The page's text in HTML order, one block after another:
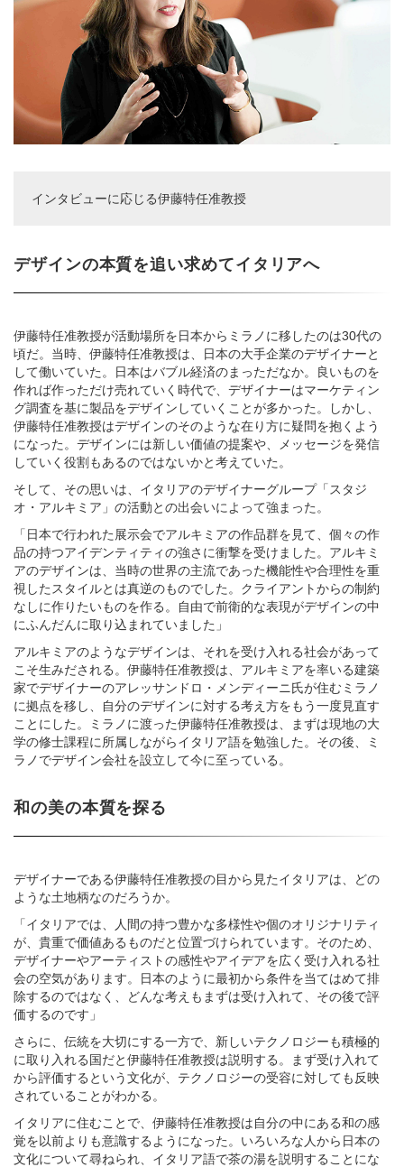
インタビューに応じる伊藤特任准教授
デザインの本質を追い求めてイタリアへ
伊藤特任准教授が活動場所を日本からミラノに移したのは30代の
頃だ。当時、伊藤特任准教授は、日本の大手企業のデザイナーと
して働いていた。日本はバブル経済のまっただなか。良いものを
作れば作っただけ売れていく時代で、デザイナーはマーケティン
グ調査を基に製品をデザインしていくことが多かった。しかし、
伊藤特任准教授はデザインのそのような在り方に疑問を抱くよう
になった。デザインには新しい価値の提案や、メッセージを発信
していく役割もあるのではないかと考えていた。
そして、その思いは、イタリアのデザイナーグループ「スタジ
オ・アルキミア」の活動との出会いによって強まった。
「日本で行われた展示会でアルキミアの作品群を見て、個々の作
品の持つアイデンティティの強さに衝撃を受けました。アルキミ
アのデザインは、当時の世界の主流であった機能性や合理性を重
視したスタイルとは真逆のものでした。クライアントからの制約
なしに作りたいものを作る。自由で前衛的な表現がデザインの中
にふんだんに取り込まれていました」
アルキミアのようなデザインは、それを受け入れる社会があって
こそ生みだされる。伊藤特任准教授は、アルキミアを率いる建築
家でデザイナーのアレッサンドロ・メンディーニ氏が住むミラノ
に拠点を移し、自分のデザインに対する考え方をもう一度見直す
ことにした。ミラノに渡った伊藤特任准教授は、まずは現地の大
学の修士課程に所属しながらイタリア語を勉強した。その後、ミ
ラノでデザイン会社を設立して今に至っている。
和の美の本質を探る
デザイナーである伊藤特任准教授の目から見たイタリアは、どの
ような土地柄なのだろうか。
「イタリアでは、人間の持つ豊かな多様性や個のオリジナリティ
が、貴重で価値あるものだと位置づけられています。そのため、
デザイナーやアーティストの感性やアイデアを広く受け入れる社
会の空気があります。日本のように最初から条件を当てはめて排
除するのではなく、どんな考えもまずは受け入れて、その後で評
価するのです」
さらに、伝統を大切にする一方で、新しいテクノロジーも積極的
に取り入れる国だと伊藤特任准教授は説明する。まず受け入れて
から評価するという文化が、テクノロジーの受容に対しても反映
されていることがわかる。
イタリアに住むことで、伊藤特任准教授は自分の中にある和の感
覚を以前よりも意識するようになった。いろいろな人から日本の
文化について尋ねられ、イタリア語で茶の湯を説明することにな